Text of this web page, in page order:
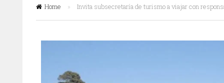
Home » Invita subsecretaría de turismo a viajar con